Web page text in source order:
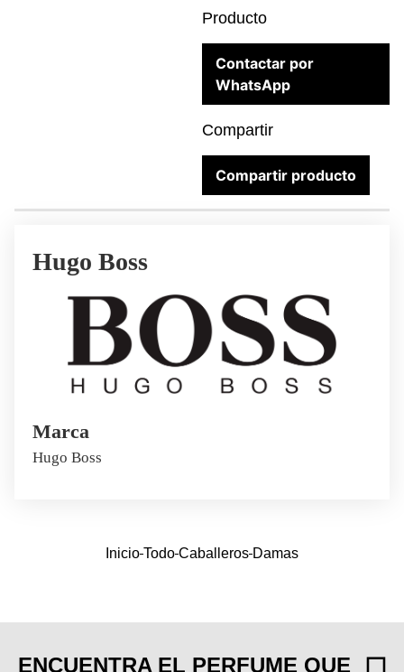
Producto
Contactar por
WhatsApp
Compartir
Compartir producto
Hugo Boss
Marca
Hugo Boss
Inicio Todo Caballeros Damas
ENCUENTRA EL PERFUME QUE